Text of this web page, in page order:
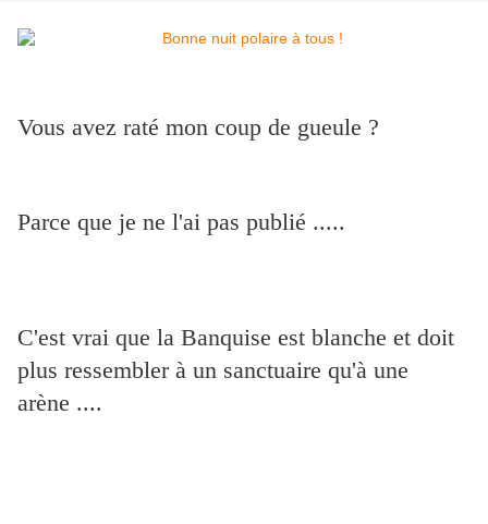
Vous avez raté mon coup de gueule ?
Parce que je ne l'ai pas publié .....
C'est vrai que la Banquise est blanche et doit
plus ressembler à un sanctuaire qu'à une
arène ....